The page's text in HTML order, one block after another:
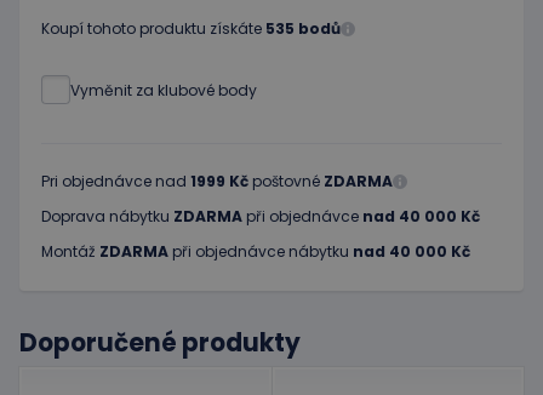
Koupí tohoto produktu získáte 535 bodů
Vyměnit za klubové body
Pri objednávce nad 1999 Kč poštovné ZDARMA
Doprava nábytku ZDARMA při objednávce nad 40 000 Kč
Montáž ZDARMA při objednávce nábytku nad 40 000 Kč
Doporučené produkty